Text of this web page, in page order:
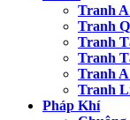
Tranh
Tranh
Tranh
Tranh
Tranh
Tranh
Pháp Khí